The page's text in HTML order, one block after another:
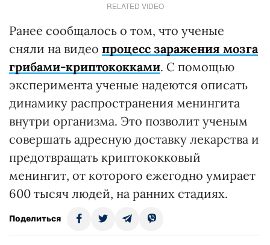
RELATED VIDEO
Ранее сообщалось о том, что ученые
сняли на видео процесс заражения мозга
грибами-криптококками. С помощью
эксперимента ученые надеются описать
динамику распространения менингита
внутри организма. Это позволит ученым
совершать адресную доставку лекарства и
предотвращать криптококковый
менингит, от которого ежегодно умирает
600 тысяч людей, на ранних стадиях.
Поделиться